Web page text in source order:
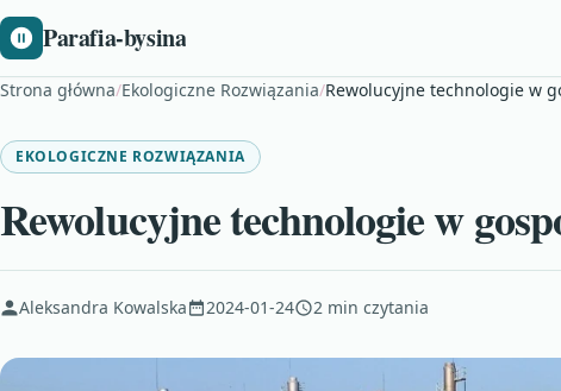
Parafia-bysina
Strona główna/Ekologiczne Rozwiązania/Rewolucyjne technologie w
EKOLOGICZNE ROZWIĄZANIA
Rewolucyjne technologie w
Aleksandra Kowalska 2024-01-24 2 min czytania